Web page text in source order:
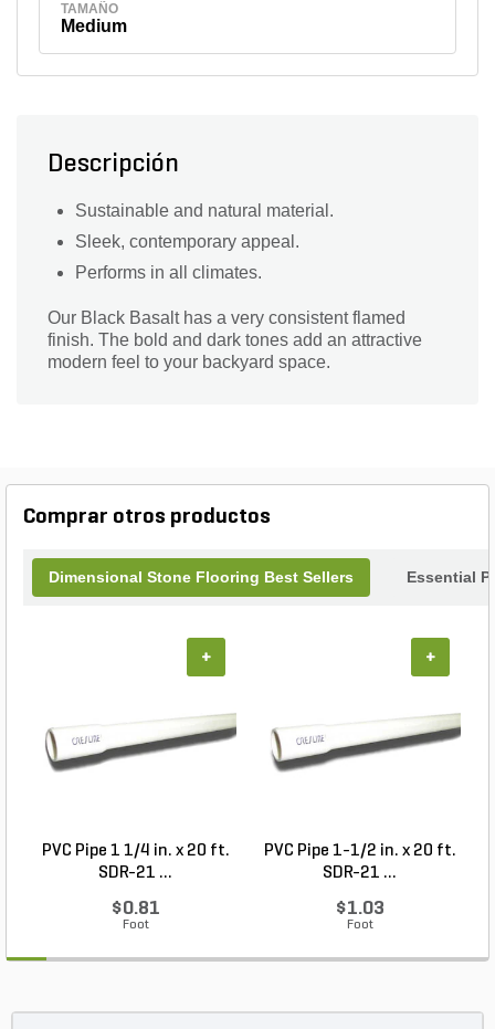
TAMAÑO
Medium
Descripción
Sustainable and natural material.
Sleek, contemporary appeal.
Performs in all climates.
Our Black Basalt has a very consistent flamed
finish. The bold and dark tones add an attractive
modern feel to your backyard space.
Comprar otros productos
Dimensional Stone Flooring Best Sellers Essential
PVC Pipe 1 1/4 in. x 20 ft.
SDR-21 ...
$0.81
Foot
+
PVC Pipe 1-1/2 in. x 20 ft.
SDR-21 ...
$1.03
Foot
+